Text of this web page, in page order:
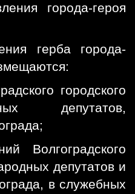
города-героя
герба города-
городского
депутатов,
Волгоградского
депутатов и
в служебных